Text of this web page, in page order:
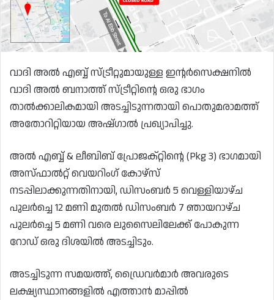
വാദി അൽ എബ്ബ് സ്ട്രീറ്റുമായുള്ള ഇന്റർസെക്ഷനിൽ
വാദി അൽ ബനാത്ത് സ്ട്രീറ്റിന്റെ ഒരു ഭാഗം
താൽക്കാലികമായി അടച്ചിടുന്നതായി പൊതുമരാമത്ത്
അതോറിറ്റിയായ അഷ്ഗാൽ പ്രഖ്യാപിച്ചു.
അൽ എബ്ബ് & ലീബിബ് പ്രോജക്റ്റിന്റെ (Pkg 3) ഭാഗമായി
അസ്ഫാൽറ്റ് വെയറിംഗ് കോഴ്‌സ്
നടപ്പിലാക്കുന്നതിനായി, ഡിസംബർ 5 വെള്ളിയാഴ്ച
പുലർച്ചെ 12 മണി മുതൽ ഡിസംബർ 7 ഞായറാഴ്ച
പുലർച്ചെ 5 മണി വരെ ലുസൈലിലേക്ക് പോകുന്ന
റോഡ് ഒരു ദിശയിൽ അടച്ചിടും.
അടച്ചിടുന്ന സമയത്ത്, ഡ്രൈവർമാർ അവരുടെ
ലക്ഷ്യസ്ഥാനങ്ങളിൽ എത്താൻ മാപ്പിൽ